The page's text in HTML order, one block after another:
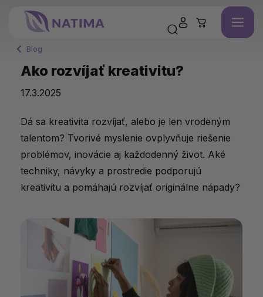
Blog
Ako rozvíjať kreativitu?
17.3.2025
Dá sa kreativita rozvíjať, alebo je len vrodeným
talentom? Tvorivé myslenie ovplyvňuje riešenie
problémov, inovácie aj každodenný život. Aké
techniky, návyky a prostredie podporujú
kreativitu a pomáhajú rozvíjať originálne nápady?